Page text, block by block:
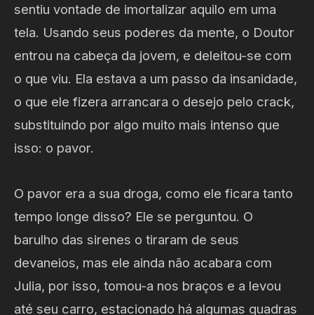
sentiu vontade de imortalizar aquilo em uma
tela. Usando seus poderes da mente, o Doutor
entrou na cabeça da jovem, e deleitou-se com
o que viu. Ela estava a um passo da insanidade,
o que ele fizera arrancara o desejo pelo crack,
substituindo por algo muito mais intenso que
isso: o pavor.
O pavor era a sua droga, como ele ficara tanto
tempo longe disso? Ele se perguntou. O
barulho das sirenes o tiraram de seus
devaneios, mas ele ainda não acabara com
Julia, por isso, tomou-a nos braços e a levou
até seu carro, estacionado há algumas quadras